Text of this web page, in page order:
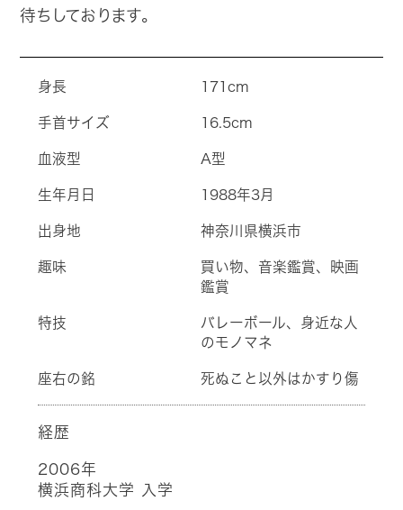
待ちしております。
身長 171cm
手首サイズ 16.5cm
血液型 A型
生年月日 1988年3月
出身地 神奈川県横浜市
趣味
買い物、音楽鑑賞、映画
鑑賞
特技
バレーボール、身近な人
のモノマネ
座右の銘 死ぬこと以外はかすり傷
経歴
2006年
横浜商科大学 入学